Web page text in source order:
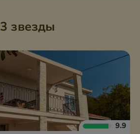
3 звезды
9.9